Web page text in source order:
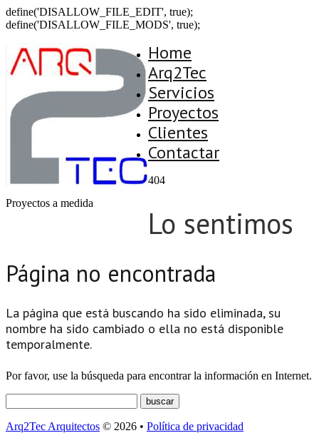
define('DISALLOW_FILE_EDIT', true);
define('DISALLOW_FILE_MODS', true);
Proyectos a medida
Home
Arq2Tec
Servicios
Proyectos
Clientes
Contactar
404
Lo sentimos
Página no encontrada
La página que está buscando ha sido eliminada, su
nombre ha sido cambiado o ella no está disponible
temporalmente.
Por favor, use la búsqueda para encontrar la información en Internet.
Arq2Tec Arquitectos © 2026 • Política de privacidad